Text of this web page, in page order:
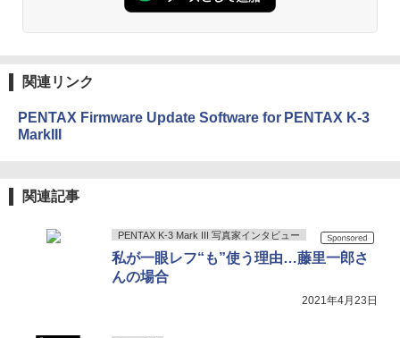
関連リンク
PENTAX Firmware Update Software for PENTAX K-3
MarkIII
関連記事
PENTAX K-3 Mark III 写真家インタビュー
私が一眼レフ“も”使う理由…藤里一郎さ
んの場合
2021年4月23日